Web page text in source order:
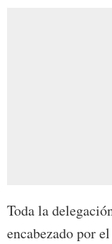
Toda la
encabezado por